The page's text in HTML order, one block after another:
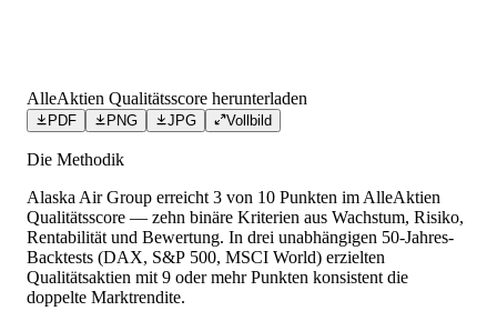
AlleAktien Qualitätsscore herunterladen
PDF PNG JPG Vollbild
Die Methodik
Alaska Air Group erreicht 3 von 10 Punkten im AlleAktien
Qualitätsscore — zehn binäre Kriterien aus Wachstum, Risiko,
Rentabilität und Bewertung. In drei unabhängigen 50-Jahres-
Backtests (DAX, S&P 500, MSCI World) erzielten
Qualitätsaktien mit 9 oder mehr Punkten konsistent die
doppelte Marktrendite.